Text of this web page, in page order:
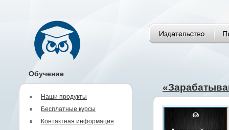
Обучение
Наши продукты
Бесплатные курсы
Контактная информация